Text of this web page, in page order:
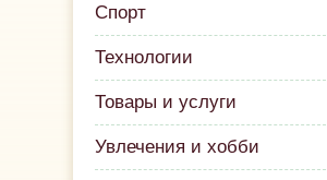
Спорт
Технологии
Товары и услуги
Увлечения и хобби